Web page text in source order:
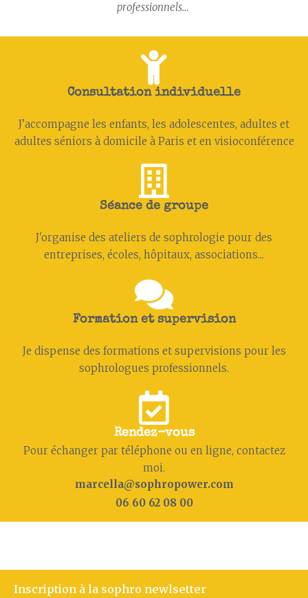
professionnels…
Consultation individuelle
J’accompagne les enfants, les adolescent·es, adultes et
adultes séniors à domicile à Paris et en visioconférence
Séance de groupe
J'organise des ateliers de sophrologie pour des
entreprises, écoles, hôpitaux, associations...
Formation et supervision
Je dispense des formations et supervisions pour les
sophrologues professionnels.
Rendez-vous
Pour échanger par téléphone ou en ligne, contactez
moi.
marcella@sophropower.com
06 60 62 08 00
Inscription à la sophro newlsetter